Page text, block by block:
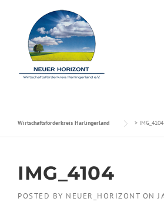
Wirtschaftsförderkreis Harlingerland > IMG_4104
IMG_4104
POSTED BY NEUER_HORIZONT ON